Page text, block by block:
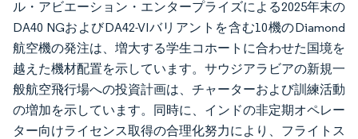
ル・アビエーション・エンタープライズによる2025年末の
DA40 NGおよびDA42-VIバリアントを含む10機のDiamond
航空機の発注は、増大する学生コホートに合わせた国境を
越えた機材配置を示しています。サウジアラビアの新規一
般航空飛行場への投資計画は、チャーターおよび訓練活動
の増加を示しています。同時に、インドの非定期オペレー
ター向けライセンス取得の合理化努力により、フライトス